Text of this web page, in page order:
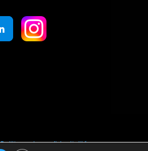
Politique de confidentialité